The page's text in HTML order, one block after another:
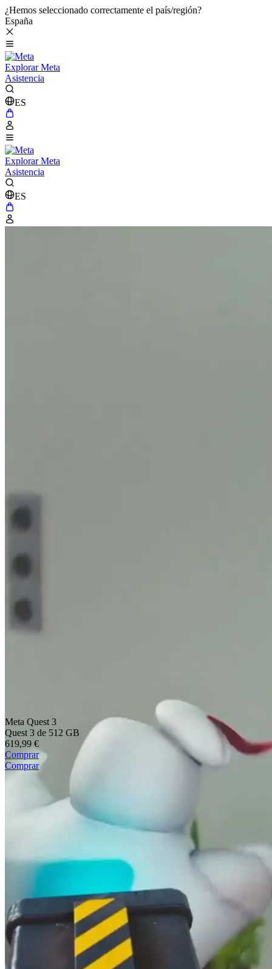
¿Hemos seleccionado correctamente el país/región?
España
Explorar Meta
Asistencia
ES
Explorar Meta
Asistencia
ES
Meta Quest 3
Quest 3 de 512 GB
619,99 €
Comprar
Comprar